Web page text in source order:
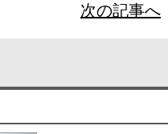
次の記事へ